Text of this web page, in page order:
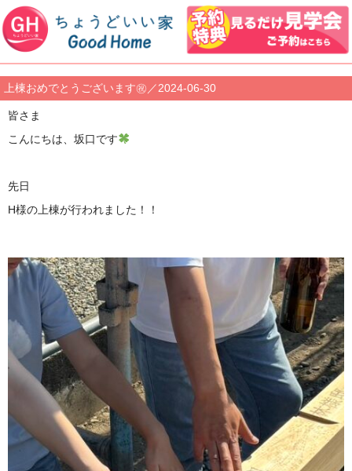
上棟おめでとうございます㊗／2024-06-30
皆さま
こんにちは、坂口です
先日
H様の上棟が行われました！！